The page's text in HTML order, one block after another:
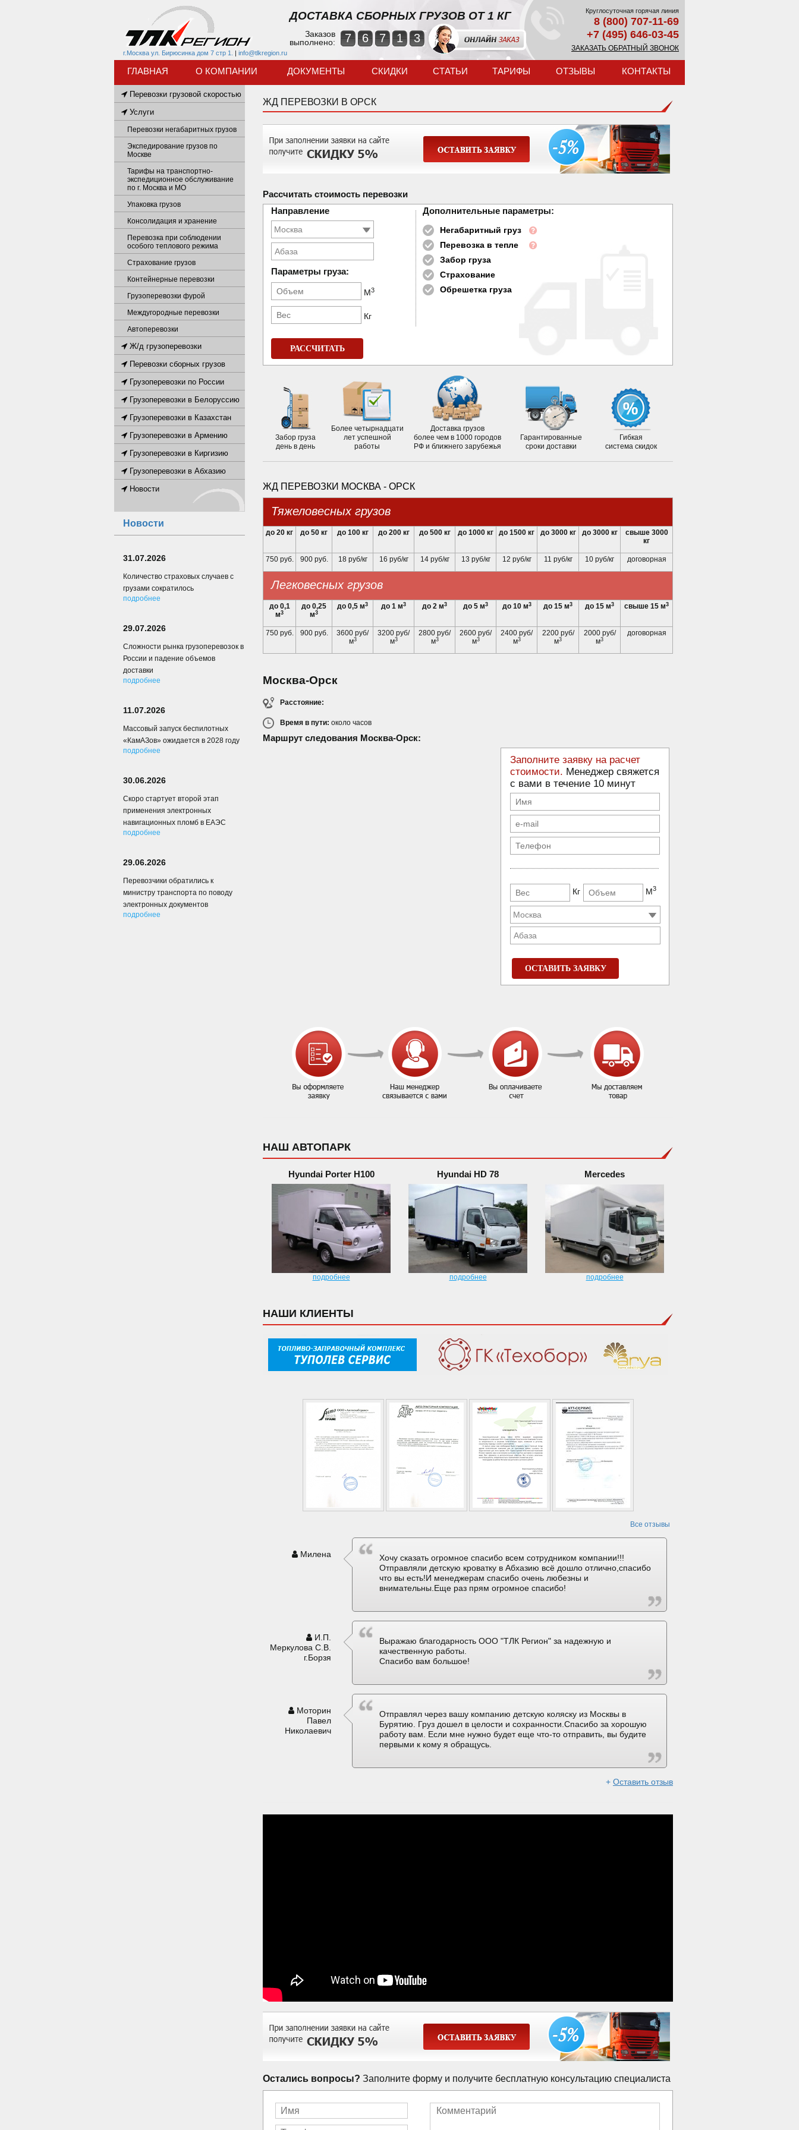
г.Москва ул. Бирюсинка дом 7 стр 1. | info@tlkregion.ru
ДОСТАВКА СБОРНЫХ ГРУЗОВ ОТ 1 КГ
Заказов
выполнено:
7 6 7 1 3
Круглосуточная горячая линия
8 (800) 707-11-69
+7 (495) 646-03-45
ЗАКАЗАТЬ ОБРАТНЫЙ ЗВОНОК
ГЛАВНАЯ О КОМПАНИИ ДОКУМЕНТЫ СКИДКИ СТАТЬИ ТАРИФЫ ОТЗЫВЫ КОНТАКТЫ
ЖД ПЕРЕВОЗКИ В ОРСК
Рассчитать стоимость перевозки
Направление
Абаза
Параметры груза:
М3
Кг
Дополнительные параметры:
Негабаритный груз
Перевозка в тепле
Забор груза
Страхование
Обрешетка груза
РАССЧИТАТЬ
Забор груза
день в день
Более четырнадцати
лет успешной
работы
Доставка грузов
более чем в 1000 городов
РФ и ближнего зарубежья
Гарантированные
сроки доставки
Гибкая
система скидок
ЖД ПЕРЕВОЗКИ МОСКВА - ОРСК
Тяжеловесных грузов
до 20 кг до 50 кг до 100 кг до 200 кг до 500 кг до 1000 кг до 1500 кг до 3000 кг до 3000 кг
свыше 3000
кг
750 руб. 900 руб. 18 руб/кг 16 руб/кг 14 руб/кг 13 руб/кг 12 руб/кг 11 руб/кг 10 руб/кг договорная
Легковесных грузов
до 0,1
м3
до 0,25
м3
до 0,5 м3 до 1 м3 до 2 м3 до 5 м3 до 10 м3 до 15 м3 до 15 м3 свыше 15 м3
750 руб. 900 руб.
3600 руб/
м3
3200 руб/
м3
2800 руб/
м3
2600 руб/
м3
2400 руб/
м3
2200 руб/
м3
2000 руб/
м3
договорная
Москва-Орск
Расстояние:
Время в пути: около часов
Маршрут следования Москва-Орск:
Заполните заявку на расчет
стоимости. Менеджер свяжется
с вами в течение 10 минут
Кг М3
Абаза
ОСТАВИТЬ ЗАЯВКУ
НАШ АВТОПАРК
Hyundai Porter H100
подробнее
Hyundai HD 78
подробнее
Mercedes
подробнее
НАШИ КЛИЕНТЫ
Все отзывы
Милена
Хочу сказать огромное спасибо всем сотрудником компании!!!
Отправляли детскую кроватку в Абхазию всё дошло отлично,спасибо
что вы есть!И менеджерам спасибо очень любезны и
внимательны.Еще раз прям огромное спасибо!
И.П.
Меркулова С.В.
г.Борзя
Выражаю благодарность ООО "ТЛК Регион" за надежную и
качественную работы.
Спасибо вам большое!
Моторин
Павел
Николаевич
Отправлял через вашу компанию детскую коляску из Москвы в
Бурятию. Груз дошел в целости и сохранности.Спасибо за хорошую
работу вам. Если мне нужно будет еще что-то отправить, вы будите
первыми к кому я обращусь.
+ Оставить отзыв
Остались вопросы? Заполните форму и получите бесплатную консультацию специалиста
Перевозки грузовой скоростью
Услуги
Перевозки негабаритных грузов
Экспедирование грузов по
Москве
Тарифы на транспортно-
экспедиционное обслуживание
по г. Москва и МО
Упаковка грузов
Консолидация и хранение
Перевозка при соблюдении
особого теплового режима
Страхование грузов
Контейнерные перевозки
Грузоперевозки фурой
Междугородные перевозки
Автоперевозки
Ж/д грузоперевозки
Перевозки сборных грузов
Грузоперевозки по России
Грузоперевозки в Белоруссию
Грузоперевозки в Казахстан
Грузоперевозки в Армению
Грузоперевозки в Киргизию
Грузоперевозки в Абхазию
Новости
Новости
31.07.2026
Количество страховых случаев с
грузами сократилось
подробнее
29.07.2026
Сложности рынка грузоперевозок в
России и падение объемов
доставки
подробнее
11.07.2026
Массовый запуск беспилотных
«КамАЗов» ожидается в 2028 году
подробнее
30.06.2026
Скоро стартует второй этап
применения электронных
навигационных пломб в ЕАЭС
подробнее
29.06.2026
Перевозчики обратились к
министру транспорта по поводу
электронных документов
подробнее